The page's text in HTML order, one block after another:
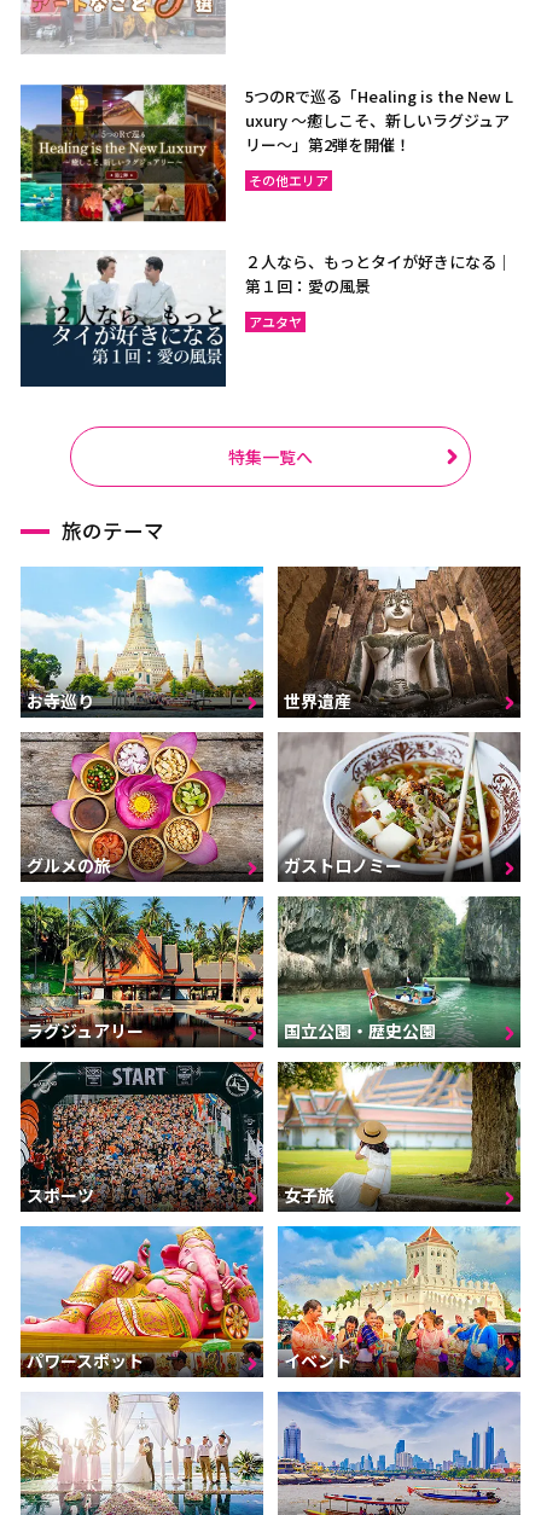
サムットプラカーン
バンコク
サムットソンクラーム
アユタヤ
ナコーンパトム
カンチャナブリー
ホアヒン（プラチュアッブ
チャアム（ペッチャブリ
ー）
アーントーン
チャイナート
ロッブリー
ノンタブリー
ラーチャブリー
サムットサーコーン
サラブリー
シンブリー
スパンブリー
プーケット
サムイ島（スラーターニ
ー）
クラビ
ランタ島（クラビ）
トラン
パンガー
カオラック（パンガー）
チュンポーン
ナラーティワート
ナコーンシータマラート
パッターニー
パッタルン
ラノーン
サトゥーン
ソンクラー
スラーターニー
ヤラー
5つのRで巡る「Healing is the New L
uxury ～癒しこそ、新しいラグジュア
リー〜」第2弾を開催！
その他エリア
２人なら、もっとタイが好きになる｜
第１回：愛の風景
アユタヤ
特集一覧へ
旅のテーマ
お寺巡り 世界遺産
グルメの旅 ガストロノミー
ラグジュアリー 国立公園・歴史公園
スポーツ 女子旅
パワースポット イベント